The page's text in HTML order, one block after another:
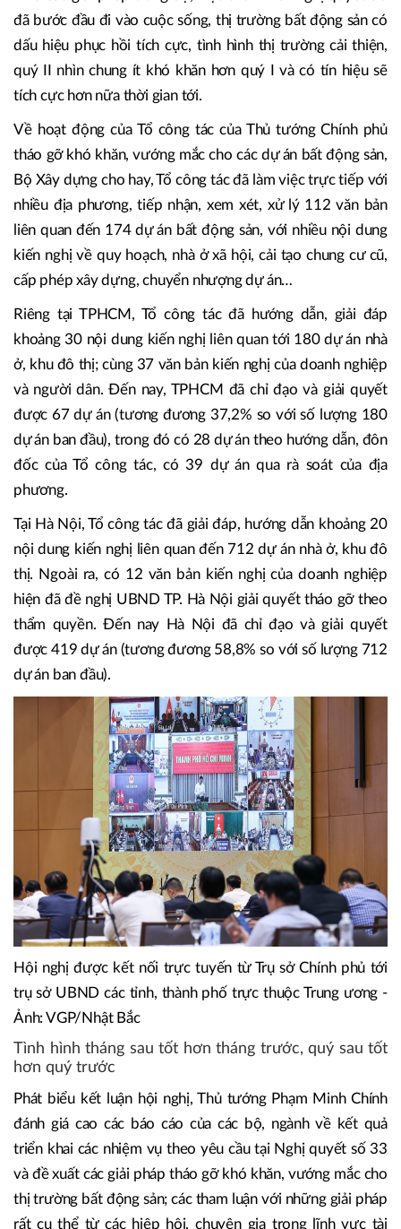
Phó Thủ tướng Trần Hồng Hà phát biểu tại hội nghị - Ảnh:
VGP/Nhật Bắc
đã bước đầu đi vào cuộc sống, thị trường bất động sản có
dấu hiệu phục hồi tích cực, tình hình thị trường cải thiện,
quý II nhìn chung ít khó khăn hơn quý I và có tín hiệu sẽ
tích cực hơn nữa thời gian tới.
Về hoạt động của Tổ công tác của Thủ tướng Chính phủ
tháo gỡ khó khăn, vướng mắc cho các dự án bất động sản,
nhiều địa phương, tiếp nhận, xem xét, xử lý 112 văn bản
liên quan đến 174 dự án bất động sản, với nhiều nội dung
kiến nghị về quy hoạch, nhà ở xã hội, cải tạo chung cư cũ,
cấp phép xây dựng, chuyển nhượng dự án…
Riêng tại TPHCM, Tổ công tác đã hướng dẫn, giải đáp
khoảng 30 nội dung kiến nghị liên quan tới 180 dự án nhà
ở, khu đô thị; cùng 37 văn bản kiến nghị của doanh nghiệp
được 67 dự án (tương đương 37,2% so với số lượng 180
dự án ban đầu), trong đó có 28 dự án theo hướng dẫn, đôn
đốc của Tổ công tác, có 39 dự án qua rà soát của địa
phương.
Tại Hà Nội, Tổ công tác đã giải đáp, hướng dẫn khoảng 20
nội dung kiến nghị liên quan đến 712 dự án nhà ở, khu đô
thị. Ngoài ra, có 12 văn bản kiến nghị của doanh nghiệp
hiện đã đề nghị UBND TP. Hà Nội giải quyết tháo gỡ theo
thẩm quyền. Đến nay Hà Nội đã chỉ đạo và giải quyết
được 419 dự án (tương đương 58,8% so với số lượng 712
dự án ban đầu).
Hội nghị được kết nối trực tuyến từ Trụ sở Chính phủ tới
trụ sở UBND các tỉnh, thành phố trực thuộc Trung ương -
Ảnh: VGP/Nhật Bắc
Tình hình tháng sau tốt hơn tháng trước, quý sau tốt
hơn quý trước
Phát biểu kết luận hội nghị, Thủ tướng Phạm Minh Chính